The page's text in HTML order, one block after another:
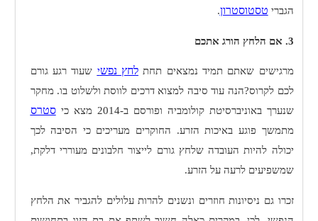
הגברי טסטוסטרון.
3. אם הלחץ הורג אתכם
מרגישים שאתם תמיד נמצאים תחתלחץ נפשי שעוד רגע גורם
לכם לקרוס?הנה עוד סיבה למצוא דרכים לווסת ולשלוט בו. מחקר
שנערך באוניברסיטת קולומביה ופורסם ב-2014 מצא כי
סטרס
מתמשך פוגע באיכות הזרע. החוקרים מעריכים כי הסיבה לכך
יכולה להיות העובדה שלחץ גורם לייצור חלבונים מעוררי דלקת,
שמשפיעים לרעה על הזרע.
זכרו גם ניסיונות חוזרים ונשנים להרות עלולים להגביר את הלחץ